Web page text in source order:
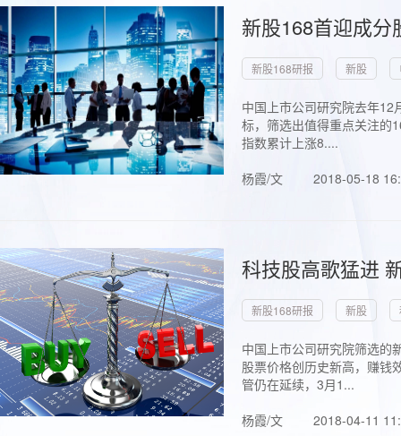
新股168首迎成
新股168研报 新股
中国上市公司研究院去年
标，筛选出值得重点关注的
指数累计上涨8....
杨霞/文
2018-05-18
科技股高歌猛进
新股168研报 新股
中国上市公司研究院筛选的
股票价格创历史新高，赚钱
管仍在延续，3月1...
杨霞/文
2018-04-11